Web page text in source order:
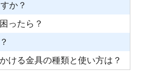
か？
ったら？
ける金具の種類と使い方は？